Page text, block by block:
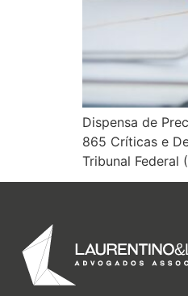
Dispensa de
865 Críticas e
Tribunal Federal